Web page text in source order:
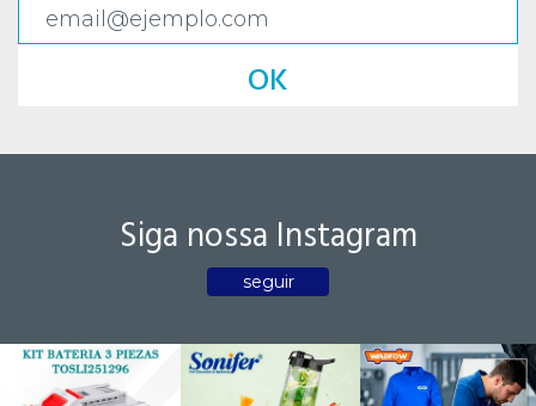
OK
Siga nossa Instagram
seguir